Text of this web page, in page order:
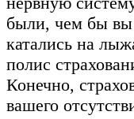
были, чем бы вы
катались на
полис
Конечно,
вашего